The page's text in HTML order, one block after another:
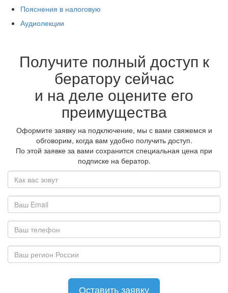
Пояснения в налоговую
Аудиолекции
Получите полный доступ к
бератору сейчас
и на деле оцените его
преимущества
Оформите заявку на подключение, мы с вами свяжемся и
обговорим, когда вам удобно получить доступ.
По этой заявке за вами сохранится специальная цена при
подписке на бератор.